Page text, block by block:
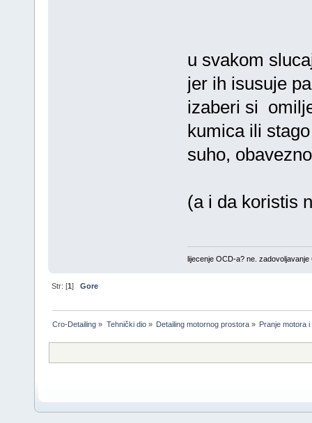
u svakom
jer ih isusuje
izaberi si
kumica ili
suho,
(a i da koristis
lijecenje OCD-a? ne. zadovoljavanje
Str: [1]Gore
Cro-Detailing » Tehnički dio» Detailing motornog prostora» Pranje motora